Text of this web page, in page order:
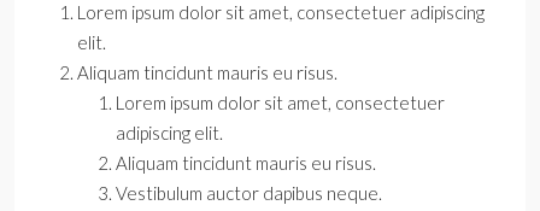
Lorem ipsum dolor sit amet, consectetuer adipiscing
elit.
Aliquam tincidunt mauris eu risus.
Lorem ipsum dolor sit amet, consectetuer
adipiscing elit.
Aliquam tincidunt mauris eu risus.
Vestibulum auctor dapibus neque.